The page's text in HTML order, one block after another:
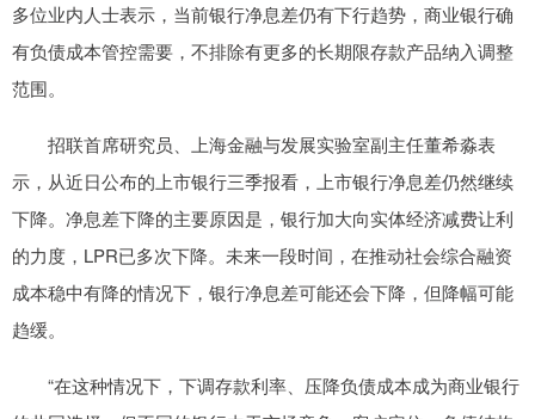
多位业内人士表示，当前银行净息差仍有下行趋势，商业银行确
有负债成本管控需要，不排除有更多的长期限存款产品纳入调整
范围。
招联首席研究员、上海金融与发展实验室副主任董希淼表
示，从近日公布的上市银行三季报看，上市银行净息差仍然继续
下降。净息差下降的主要原因是，银行加大向实体经济减费让利
的力度，LPR已多次下降。未来一段时间，在推动社会综合融资
成本稳中有降的情况下，银行净息差可能还会下降，但降幅可能
趋缓。
“在这种情况下，下调存款利率、压降负债成本成为商业银行